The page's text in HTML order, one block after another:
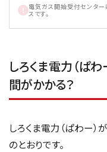
電気ガス開始受付センタ
スです。
しろくま電力（ぱ
間がかかる？
しろくま電力（ぱわー
のとおりです。